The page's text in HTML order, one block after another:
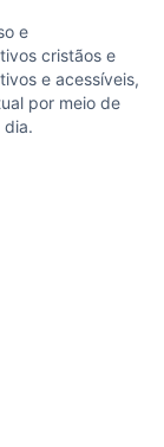
e
cristãos e
e acessíveis,
por meio de
dia.